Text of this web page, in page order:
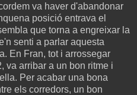
va haver d'abandonar
posició entrava el
que torna a engreixar la
senti a parlar aquesta
En Fran, tot i arrossegar
va arribar a un bon ritme i
Per acabar una bona
els corredors, un bon